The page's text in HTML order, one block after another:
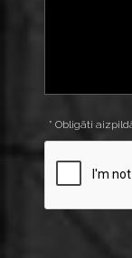
* Obligāti